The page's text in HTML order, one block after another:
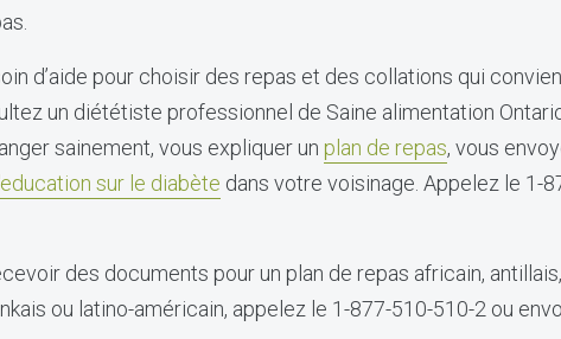
d’aide pour choisir des repas et des collations qui
un diététiste professionnel de Saine alimentation
sainement, vous expliquer un plan de repas, vous
sur le diabète dans votre voisinage. Appelez le 1-
des documents pour un plan de repas africain,
ou latino-américain, appelez le 1-877-510-510-2 ou